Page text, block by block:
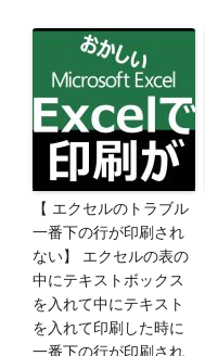
【 エクセルのトラブル
一番下の行が印刷され
ない】 エクセルの表の
中にテキストボックス
を入れて中にテキスト
を入れて印刷した時に
一番下の行が印刷され